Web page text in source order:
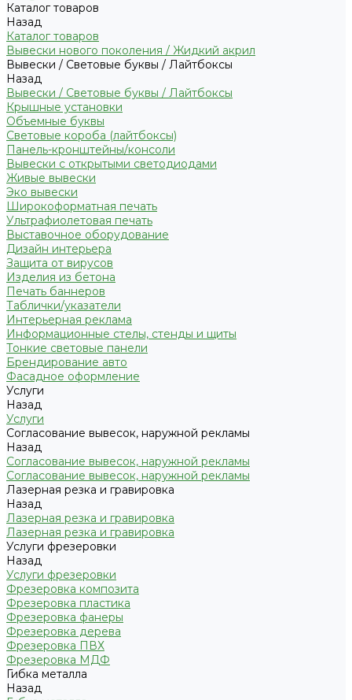
Каталог товаров
Назад
Каталог товаров
Вывески нового поколения / Жидкий акрил
Вывески / Световые буквы / Лайтбоксы
Назад
Вывески / Световые буквы / Лайтбоксы
Крышные установки
Объемные буквы
Световые короба (лайтбоксы)
Панель-кронштейны/консоли
Вывески с открытыми светодиодами
Живые вывески
Эко вывески
Широкоформатная печать
Ультрафиолетовая печать
Выставочное оборудование
Дизайн интерьера
Защита от вирусов
Изделия из бетона
Печать баннеров
Таблички/указатели
Интерьерная реклама
Информационные стелы, стенды и щиты
Тонкие световые панели
Брендирование авто
Фасадное оформление
Услуги
Назад
Услуги
Согласование вывесок, наружной рекламы
Назад
Согласование вывесок, наружной рекламы
Согласование вывесок, наружной рекламы
Лазерная резка и гравировка
Назад
Лазерная резка и гравировка
Лазерная резка и гравировка
Услуги фрезеровки
Назад
Услуги фрезеровки
Фрезеровка композита
Фрезеровка пластика
Фрезеровка фанеры
Фрезеровка дерева
Фрезеровка ПВХ
Фрезеровка МДФ
Гибка металла
Назад